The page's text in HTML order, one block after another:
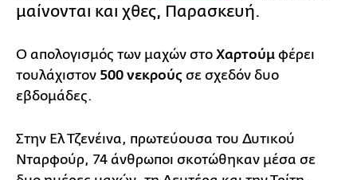
μαίνονται και χθες, Παρασκευή.
Ο απολογισμός των μαχών στο Χαρτούμ φέρει
τουλάχιστον 500 νεκρούς σε σχεδόν δυο
εβδομάδες.
Στην Ελ Τζενέινα, πρωτεύουσα του Δυτικού
Νταρφούρ, 74 άνθρωποι σκοτώθηκαν μέσα σε